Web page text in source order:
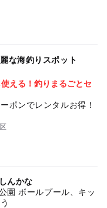
な海釣りスポット
える！釣りまるごとセ
ポンでレンタルお得！
んかな
園 ボールプール、キッ